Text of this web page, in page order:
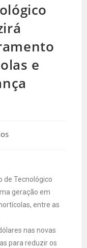
e
de Tecnológico
geração em
entre as
nas novas
para reduzir os